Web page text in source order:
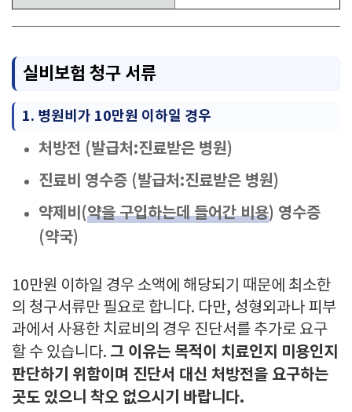
실비보험 청구 서류
1. 병원비가 10만원 이하일 경우
처방전 (발급처:진료받은 병원)
진료비 영수증 (발급처:진료받은 병원)
약제비(약을 구입하는데 들어간 비용) 영수증
(약국)
10만원 이하일 경우 소액에 해당되기 때문에 최소한
의 청구서류만 필요로 합니다. 다만, 성형외과나 피부
과에서 사용한 치료비의 경우 진단서를 추가로 요구
할 수 있습니다. 그 이유는 목적이 치료인지 미용인지
판단하기 위함이며 진단서 대신 처방전을 요구하는
곳도 있으니 착오 없으시기 바랍니다.